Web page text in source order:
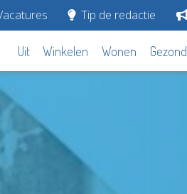
Tip de redactie
Uit Winkelen Wonen Gezond